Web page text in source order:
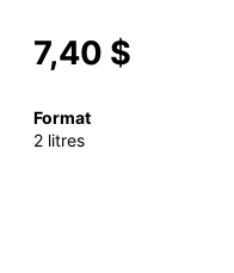
7,40 $
Format
2 litres